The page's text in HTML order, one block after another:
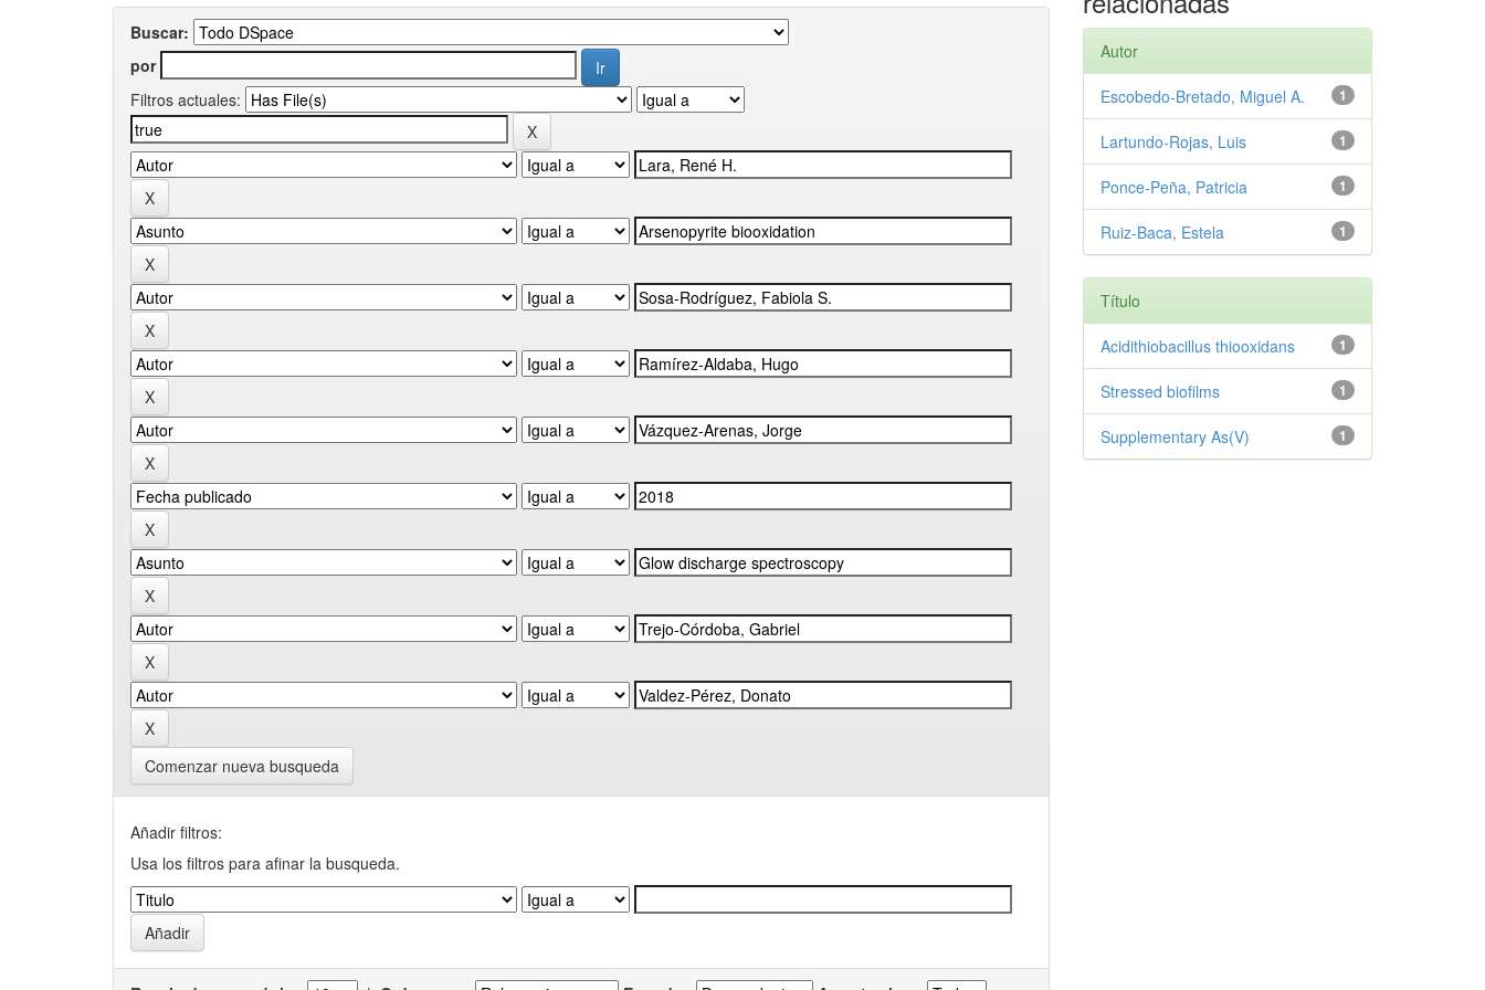
Buscar:
por
Filtros actuales:
Comenzar nueva busqueda
Añadir filtros:
Usa los filtros para afinar la busqueda.
Autor
1
Escobedo‑Bretado, Miguel A.
1
Lartundo‑Rojas, Luis
1
Ponce‑Peña, Patricia
1
Ruiz‑Baca, Estela
Título
1
Acidithiobacillus thiooxidans
1
Stressed biofilms
1
Supplementary As(V)